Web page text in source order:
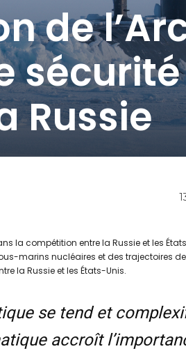
de
Russie
la compétition entre la Russie et les
marins nucléaires et des trajectoires
la Russie et les États-Unis.
se tend et
accroît